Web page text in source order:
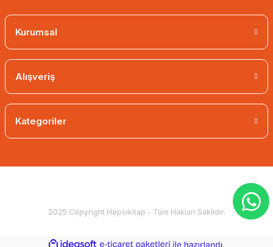
Kurumsal
Alışveriş
Kategoriler
2025 Copyright Hepsikitap - Tüm Hakları Saklıdır.
ideasoft e-